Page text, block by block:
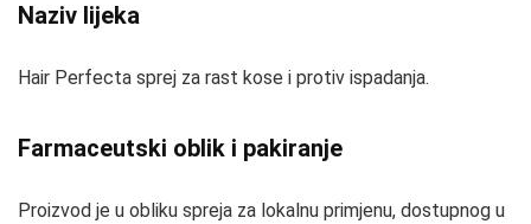
Naziv lijeka
Hair Perfecta sprej za rast kose i protiv ispadanja.
Farmaceutski oblik i pakiranje
Proizvod je u obliku spreja za lokalnu primjenu, dostupnog u